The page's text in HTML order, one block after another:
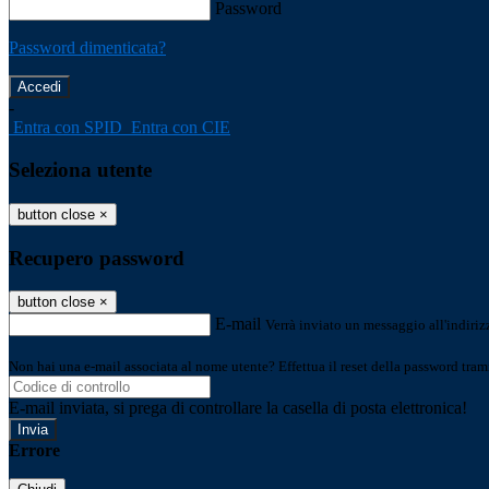
Password
Password dimenticata?
-
Entra con SPID Entra con CIE
Seleziona utente
button close ×
Recupero password
button close ×
E-mail Verrà inviato un messaggio
Non hai una e-mail associata al nome utente? Effettua il reset della password
E-mail inviata, si prega di controllare la casella di posta elettronica!
Errore